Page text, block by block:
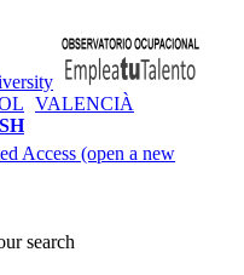
VALENCIÀ
Access (open a new
search